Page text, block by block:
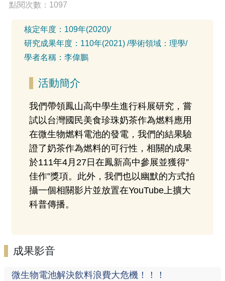
點閱次數：1097
核定年度： 109年(2020)/
研究成果年度： 110年(2021) /學術領域： 理學/
學者名稱： 李偉鵬
活動簡介
我們帶領鳳山高中學生進行科展研究，嘗
試以台灣國民美食珍珠奶茶作為燃料應用
在微生物燃料電池的發電，我們的結果驗
證了奶茶作為燃料的可行性，相關的成果
於111年4月27日在鳳新高中參展並獲得”
佳作”獎項。此外，我們也以幽默的方式拍
攝一個相關影片並放置在YouTube上擴大
科普傳播。
成果影音
微生物電池解決飲料浪費大危機！！！